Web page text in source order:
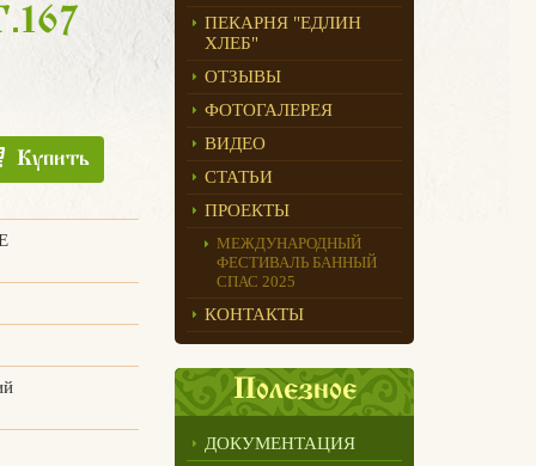
ПЕКАРНЯ "ЕДЛИН
ХЛЕБ"
ОТЗЫВЫ
ФОТОГАЛЕРЕЯ
ВИДЕО
СТАТЬИ
ПРОЕКТЫ
МЕЖДУНАРОДНЫЙ
ФЕСТИВАЛЬ БАННЫЙ
СПАС 2025
КОНТАКТЫ
Полезное
ДОКУМЕНТАЦИЯ
Купить